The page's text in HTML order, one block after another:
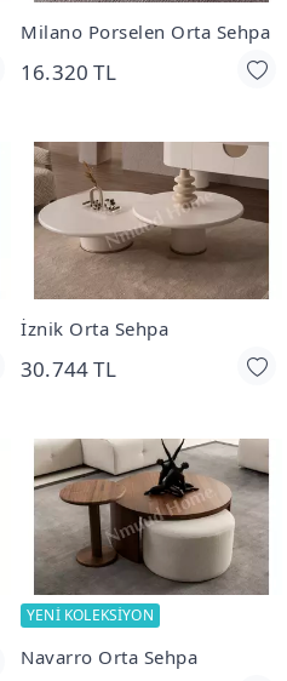
Milano Porselen Orta Sehpa
16.320 TL
İznik Orta Sehpa
30.744 TL
YENİ KOLEKSİYON
Navarro Orta Sehpa